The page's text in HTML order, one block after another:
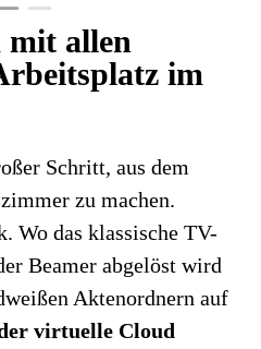
mit allen
im
Schritt, aus dem
zu machen.
Wo das klassische TV-
Beamer abgelöst wird
Aktenordnern auf
virtuelle Cloud